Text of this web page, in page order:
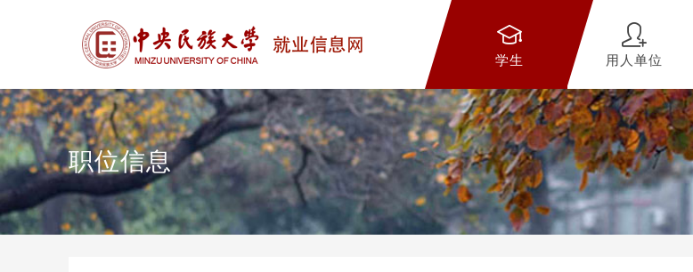
学生 用人单位
职位信息